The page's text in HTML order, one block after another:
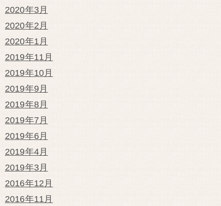
2020年3月
2020年2月
2020年1月
2019年11月
2019年10月
2019年9月
2019年8月
2019年7月
2019年6月
2019年4月
2019年3月
2016年12月
2016年11月